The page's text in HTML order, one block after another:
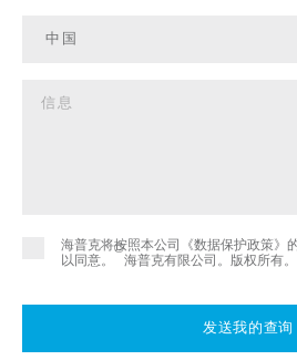
海普克将按照本公司《数据保护政策》
以同意。
©
海普克有限公司。版权所有。
发送我的查询